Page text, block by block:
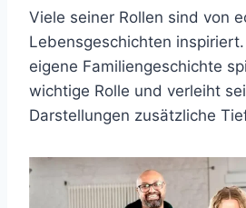
Viele seiner Rollen sind von
Lebensgeschichten
eigene Familiengeschichte
wichtige Rolle und verleiht
Darstellungen zusätzliche